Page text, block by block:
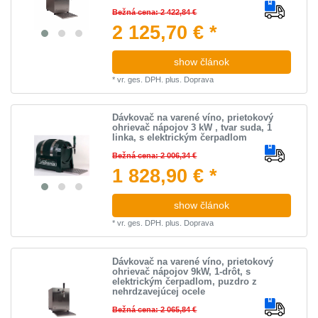
Bežná cena: 2 422,84 €
2 125,70 € *
show článok
*vr. ges. DPH. plus. Doprava
Dávkovač na varené víno, prietokový
ohrievač nápojov 3 kW , tvar suda, 1
linka, s elektrickým čerpadlom
Bežná cena: 2 006,34 €
1 828,90 € *
show článok
*vr. ges. DPH. plus. Doprava
Dávkovač na varené víno, prietokový
ohrievač nápojov 9kW, 1-drôt, s
elektrickým čerpadlom, puzdro z
nehrdzavejúcej ocele
Bežná cena: 2 065,84 €